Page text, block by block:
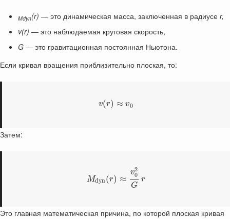
Mdyn(r) — это динамическая масса, заключенная в радиусе r,
v(r) — это наблюдаемая круговая скорость,
G — это гравитационная постоянная Ньютона.
Если кривая вращения приблизительно плоская, то:
v(r) ≈ v0
Затем:
Mdyn(r) ≈
v2
0
G
r
Это главная математическая причина, по которой плоская кривая